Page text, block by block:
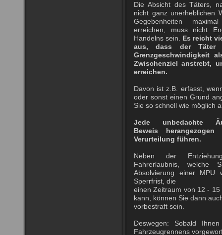
Die Absicht des Täters,
nicht ganz unerheblichen
Gegebenheiten
erreichen, muss nicht
Handelns sein. Es reicht
aus, dass der Täter
Grenzgeschwindigkeit
Zwischenziel anstrebt,
erreichen.
Davon ist z.B. erfasst,
oder sonst einen Grund
Sie so schnell wie möglich
Jede unbedachte
Beweis
Verurteilung führen.
Neben der
Fahrerlaubnis, welche
Absolvierung einer MPU
Sperrfrist, die
einen Zeitraum von 12 -
kann, können Sie dann
vorbestraft sein.
Deswegen: Sobald
Fahrzeugrennens